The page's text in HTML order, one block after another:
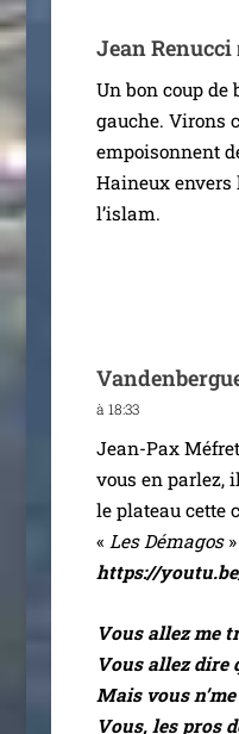
Jean Renucci
Un bon coup de
gauche. Virons
empoi­sonnent
Haineux envers
l’islam.
à 18:33
Jean-Pax
vous en par­lez,
le pla­teau cette
« Les Démagos»
https://
Vous allez me
Vous allez dire
Mais vous
Vous, les pros